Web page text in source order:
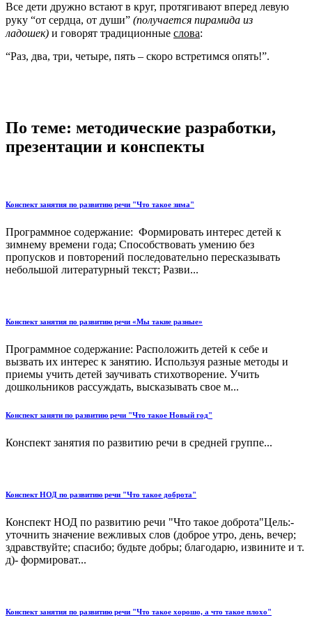
Все дети дружно встают в круг, протягивают вперед левую
руку “от сердца, от души” (получается пирамида из
ладошек) и говорят традиционные слова:
“Раз, два, три, четыре, пять – скоро встретимся опять!”.
По теме: методические разработки,
презентации и конспекты
Конспект занятия по развитию речи "Что такое зима"
Программное содержание: Формировать интерес детей к
зимнему времени года; Способствовать умению без
пропусков и повторений последовательно пересказывать
небольшой литературный текст; Разви...
Конспект занятия по развитию речи «Мы такие разные»
Программное содержание: Расположить детей к себе и
вызвать их интерес к занятию. Используя разные методы и
приемы учить детей заучивать стихотворение. Учить
дошкольников рассуждать, высказывать свое м...
Конспект заняти по развитию речи "Что такое Новый год"
Конспект занятия по развитию речи в средней группе...
Конспект НОД по развитию речи "Что такое доброта"
Конспект НОД по развитию речи "Что такое доброта"Цель:-
уточнить значение вежливых слов (доброе утро, день, вечер;
здравствуйте; спасибо; будьте добры; благодарю, извините и т.
д)- формироват...
Конспект занятия по развитию речи "Что такое хорошо, а что такое плохо"